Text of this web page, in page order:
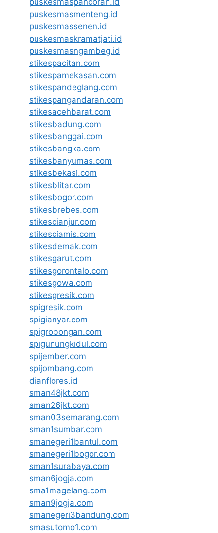
puskesmaspancoran.id
puskesmasmenteng.id
puskesmassenen.id
puskesmaskramatjati.id
puskesmasngambeg.id
stikespacitan.com
stikespamekasan.com
stikespandeglang.com
stikespangandaran.com
stikesacehbarat.com
stikesbadung.com
stikesbanggai.com
stikesbangka.com
stikesbanyumas.com
stikesbekasi.com
stikesblitar.com
stikesbogor.com
stikesbrebes.com
stikescianjur.com
stikesciamis.com
stikesdemak.com
stikesgarut.com
stikesgorontalo.com
stikesgowa.com
stikesgresik.com
spigresik.com
spigianyar.com
spigrobongan.com
spigunungkidul.com
spijember.com
spijombang.com
dianflores.id
sman48jkt.com
sman26jkt.com
sman03semarang.com
sman1sumbar.com
smanegeri1bantul.com
smanegeri1bogor.com
sman1surabaya.com
sman6jogja.com
sma1magelang.com
sman9jogja.com
smanegeri3bandung.com
smasutomo1.com